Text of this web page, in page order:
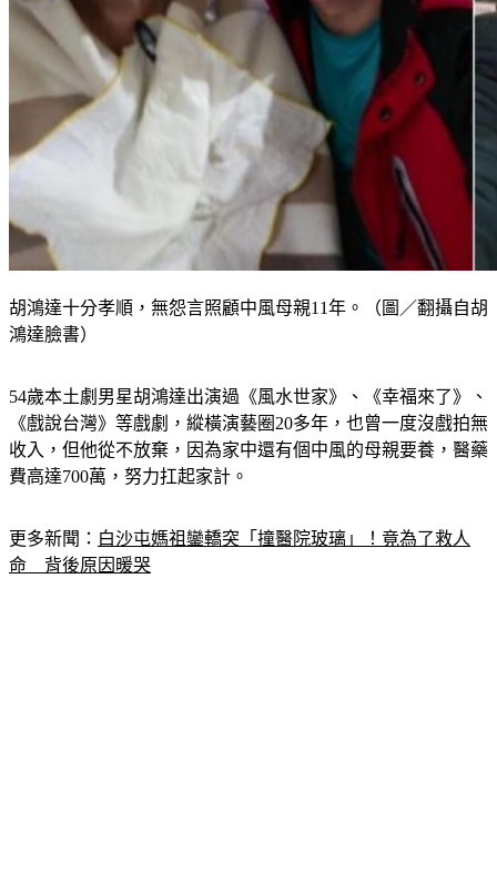
胡鴻達十分孝順，無怨言照顧中風母親11年。（圖／翻攝自胡
鴻達臉書）
54歲本土劇男星胡鴻達出演過《風水世家》、《幸福來了》、
《戲說台灣》等戲劇，縱橫演藝圈20多年，也曾一度沒戲拍無
收入，但他從不放棄，因為家中還有個中風的母親要養，醫藥
費高達700萬，努力扛起家計。
更多新聞： 白沙屯媽祖鑾轎突「撞醫院玻璃」！竟為了救人
命　背後原因暖哭